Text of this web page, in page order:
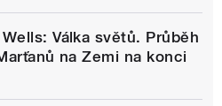
Válka světů. Průběh
na Zemi na konci